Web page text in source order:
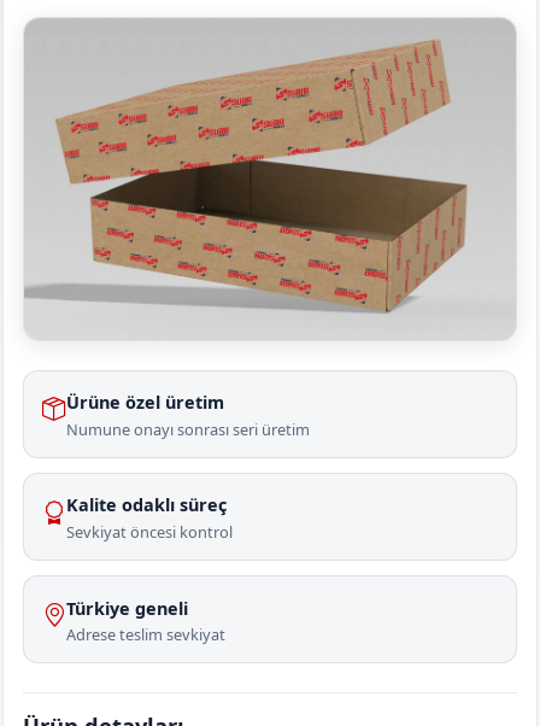
Ürüne özel üretim
Numune onayı sonrası seri üretim
Kalite odaklı süreç
Sevkiyat öncesi kontrol
Türkiye geneli
Adrese teslim sevkiyat